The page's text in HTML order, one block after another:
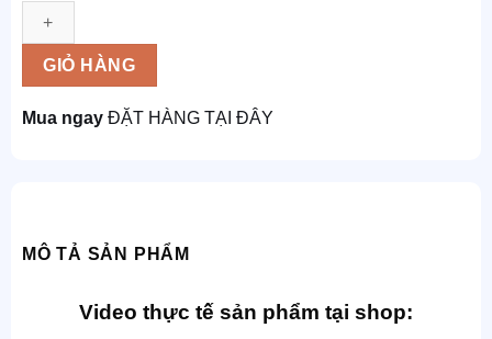
GIỎ HÀNG
Mua ngay ĐẶT HÀNG TẠI ĐÂY
MÔ TẢ SẢN PHẨM
Video thực tế sản phẩm tại shop: